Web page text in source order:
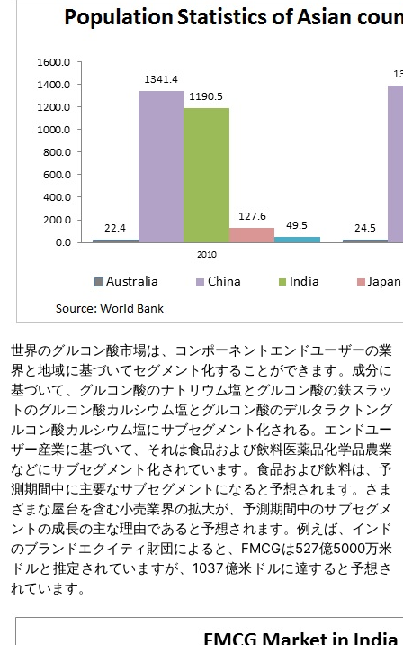
世界のグルコン酸市場は、コンポーネントエンドユーザーの業
界と地域に基づいてセグメント化することができます。成分に
基づいて、グルコン酸のナトリウム塩とグルコン酸の鉄スラッ
トのグルコン酸カルシウム塩とグルコン酸のデルタラクトング
ルコン酸カルシウム塩にサブセグメント化される。エンドユー
ザー産業に基づいて、それは食品および飲料医薬品化学品農業
などにサブセグメント化されています。食品および飲料は、予
測期間中に主要なサブセグメントになると予想されます。さま
ざまな屋台を含む小売業界の拡大が、予測期間中のサブセグメ
ントの成長の主な理由であると予想されます。例えば、インド
のブランドエクイティ財団によると、FMCGは527億5000万米
ドルと推定されていますが、1037億米ドルに達すると予想さ
れています。